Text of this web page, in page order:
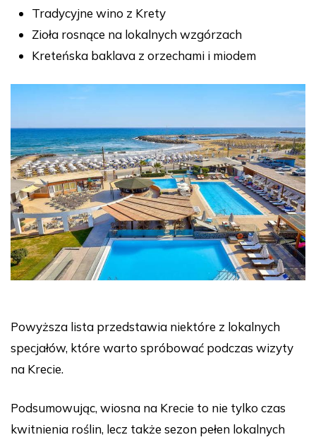
Tradycyjne wino z Krety
Zioła rosnące na lokalnych wzgórzach
Kreteńska baklava z orzechami i miodem
Powyższa lista przedstawia niektóre z lokalnych
specjałów, które warto spróbować podczas wizyty
na Krecie.
Podsumowując, wiosna na Krecie to nie tylko czas
kwitnienia roślin, lecz także sezon pełen lokalnych